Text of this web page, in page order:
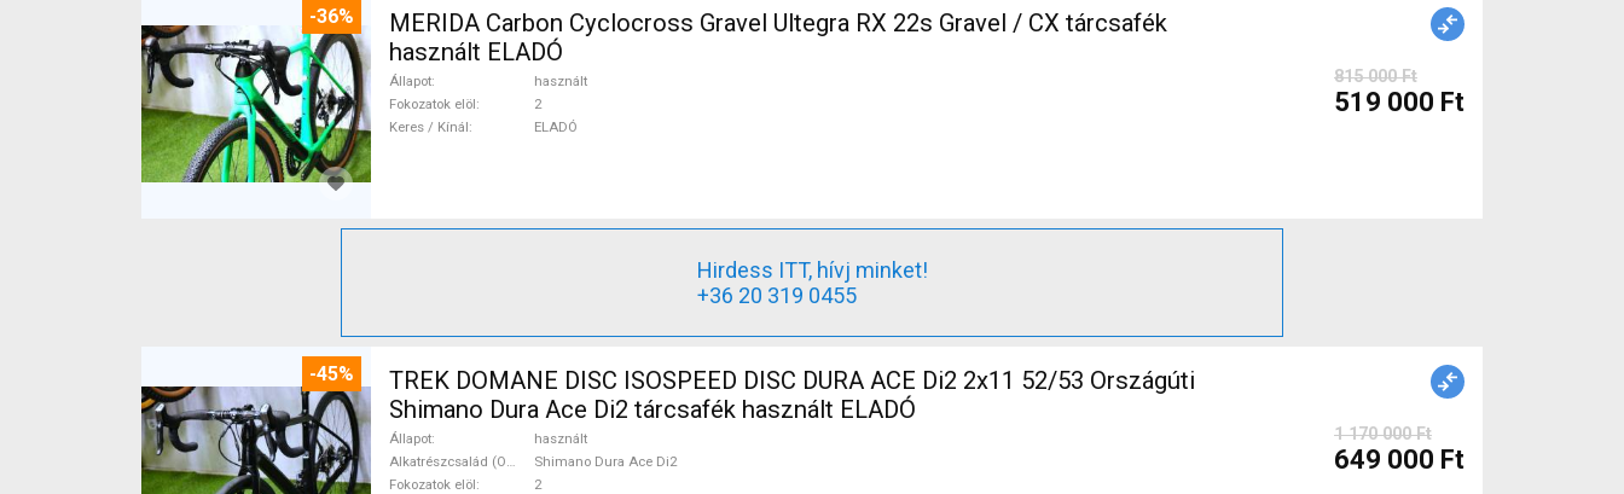
-36%
MERIDA Carbon Cyclocross Gravel Ultegra RX 22s Gravel / CX tárcsafék
használt ELADÓ
Állapot
használt
Fokozatok elöl
2
Keres / Kínál
ELADÓ
815 000 Ft
519 000 Ft
Hirdess ITT, hívj minket!
+36 20 319 0455
-45%
TREK DOMANE DISC ISOSPEED DISC DURA ACE Di2 2x11 52/53 Országúti
Shimano Dura Ace Di2 tárcsafék használt ELADÓ
Állapot
használt
Alkatrészcsalád (Outi)
Shimano Dura Ace Di2
Fokozatok elöl
2
1 170 000 Ft
649 000 Ft